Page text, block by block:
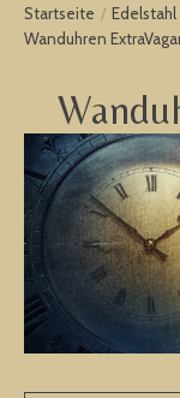
Startseite /
Wanduhren